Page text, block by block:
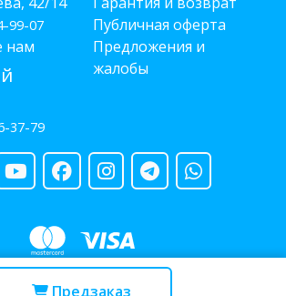
Предзаказ
99-07
нам
37-79
Публичная оферта
Предложения и
жалобы
- 2026 RUBA - разработано